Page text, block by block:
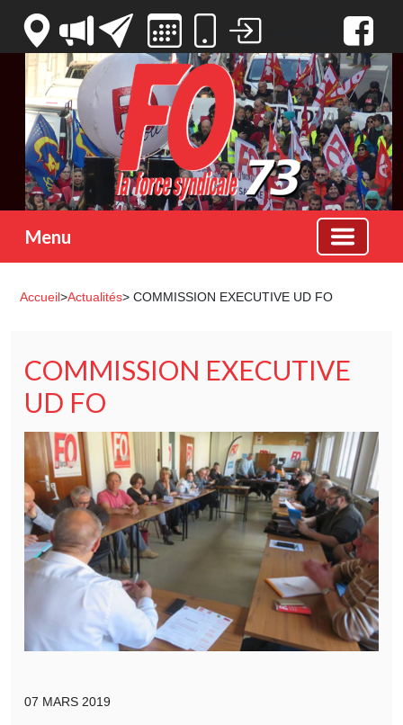
Menu
Accueil>Actualités> COMMISSION EXECUTIVE UD FO
COMMISSION EXECUTIVE
UD FO
07 MARS 2019